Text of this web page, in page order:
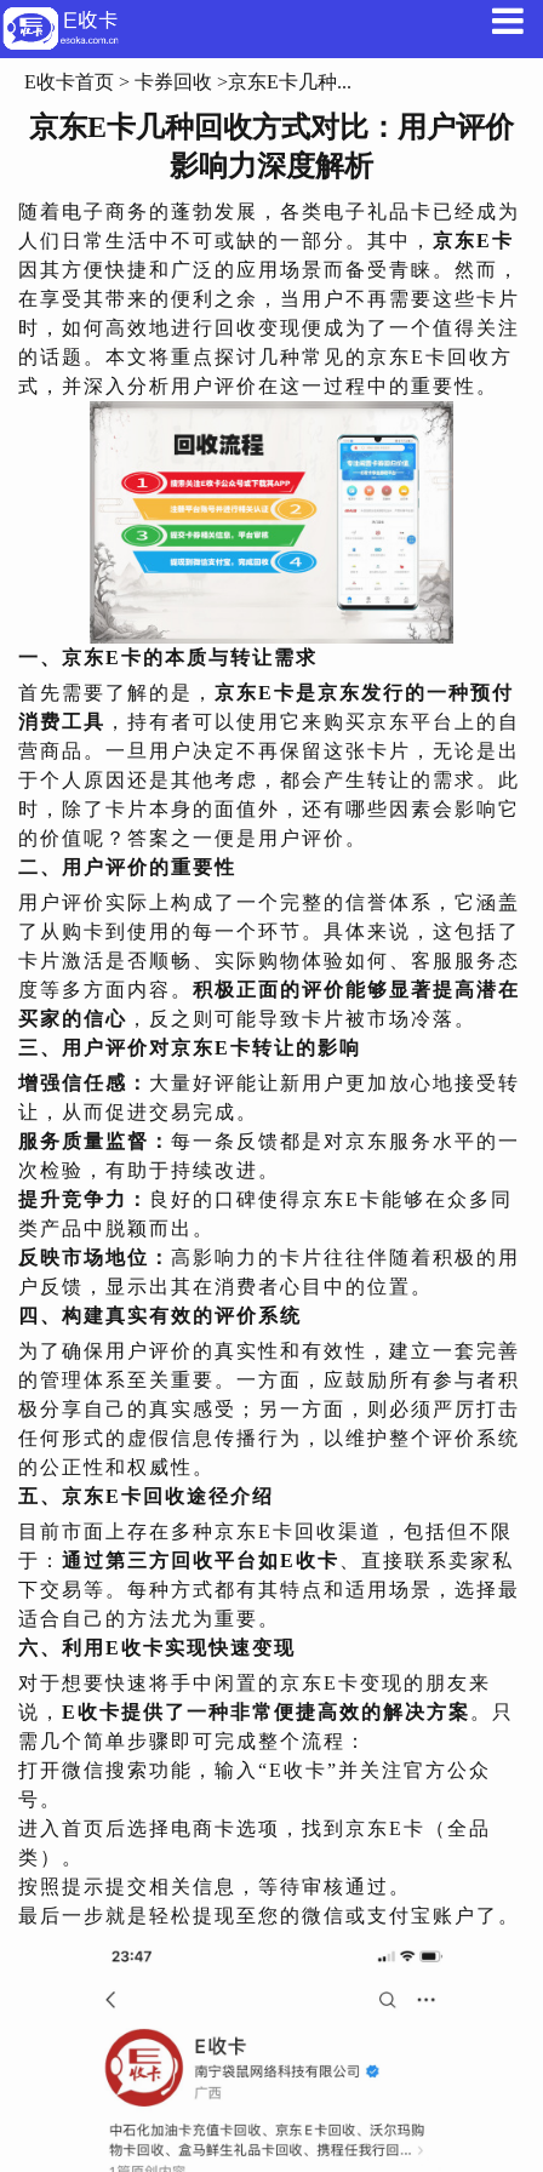
E收卡首页 > 卡券回收 >京东E卡几种...
京东E卡几种回收方式对比：用户评价
影响力深度解析
随着电子商务的蓬勃发展，各类电子礼品卡已经成为
人们日常生活中不可或缺的一部分。其中， 京东E卡
因其方便快捷和广泛的应用场景而备受青睐。然而，
在享受其带来的便利之余，当用户不再需要这些卡片
时，如何高效地进行回收变现便成为了一个值得关注
的话题。本文将重点探讨几种常见的京东E卡回收方
式，并深入分析用户评价在这一过程中的重要性。
一、京东E卡的本质与转让需求
首先需要了解的是， 京东E卡是京东发行的一种预付
消费工具 ，持有者可以使用它来购买京东平台上的自
营商品。一旦用户决定不再保留这张卡片，无论是出
于个人原因还是其他考虑，都会产生转让的需求。此
时，除了卡片本身的面值外，还有哪些因素会影响它
的价值呢？答案之一便是用户评价。
二、用户评价的重要性
用户评价实际上构成了一个完整的信誉体系，它涵盖
了从购卡到使用的每一个环节。具体来说，这包括了
卡片激活是否顺畅、实际购物体验如何、客服服务态
度等多方面内容。 积极正面的评价能够显著提高潜在
买家的信心 ，反之则可能导致卡片被市场冷落。
三、用户评价对京东E卡转让的影响
增强信任感： 大量好评能让新用户更加放心地接受转
让，从而促进交易完成。
服务质量监督： 每一条反馈都是对京东服务水平的一
次检验，有助于持续改进。
提升竞争力： 良好的口碑使得京东E卡能够在众多同
类产品中脱颖而出。
反映市场地位： 高影响力的卡片往往伴随着积极的用
户反馈，显示出其在消费者心目中的位置。
四、构建真实有效的评价系统
为了确保用户评价的真实性和有效性，建立一套完善
的管理体系至关重要。一方面，应鼓励所有参与者积
极分享自己的真实感受；另一方面，则必须严厉打击
任何形式的虚假信息传播行为，以维护整个评价系统
的公正性和权威性。
五、京东E卡回收途径介绍
目前市面上存在多种京东E卡回收渠道，包括但不限
于： 通过第三方回收平台如E收卡
、直接联系卖家私
下交易等。每种方式都有其特点和适用场景，选择最
适合自己的方法尤为重要。
六、利用E收卡实现快速变现
对于想要快速将手中闲置的京东E卡变现的朋友来
说， E收卡提供了一种非常便捷高效的解决方案 。只
需几个简单步骤即可完成整个流程：
打开微信搜索功能，输入“E收卡”并关注官方公众
号。
进入首页后选择电商卡选项，找到京东E卡（全品
类）。
按照提示提交相关信息，等待审核通过。
最后一步就是轻松提现至您的微信或支付宝账户了。